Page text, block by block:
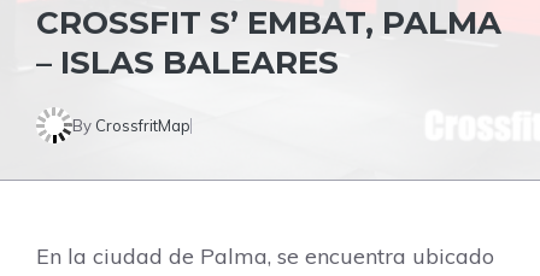
CROSSFIT S’ EMBAT, PALMA
– ISLAS BALEARES
By CrossfritMap
En la ciudad de Palma, se encuentra ubicado